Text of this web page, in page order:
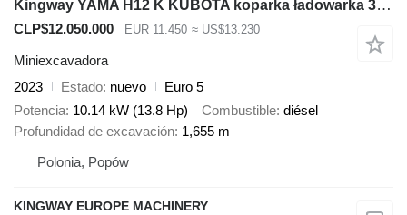
Kingway YAMA H12 K KUBOTA koparka ładowarka 3 ŁYŻKI gratis nowa gwarancj
CLP$12.050.000 EUR 11.450 ≈ US$13.230
Miniexcavadora
2023
Estado nuevo
Euro 5
Potencia 10.14 kW (13.8 Hp) Combustible diésel
Profundidad de excavación 1,655 m
Polonia, Popów
KINGWAY EUROPE MACHINERY